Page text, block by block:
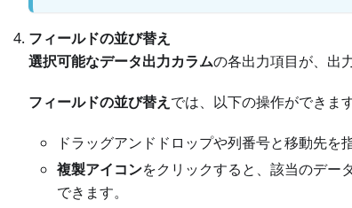
フィールドの並び替え
選択可能なデータ出力カラムの各出力項目が、出
フィールドの並び替え では、以下の操作ができます
ドラッグアンドドロップや列番号と移動先を
複製アイコンをクリックすると、該当のデー
できます。